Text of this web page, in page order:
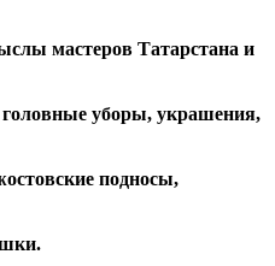
мастеров Татарстана и
головные уборы, украшения,
подносы,